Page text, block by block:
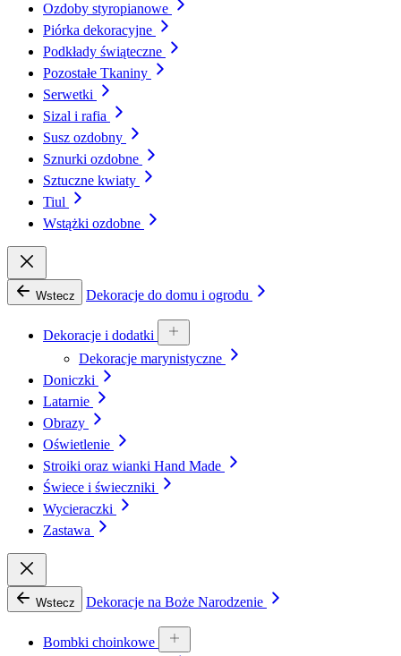
Ozdoby styropianowe
Piórka dekoracyjne
Podkłady świąteczne
Pozostałe Tkaniny
Serwetki
Sizal i rafia
Susz ozdobny
Sznurki ozdobne
Sztuczne kwiaty
Tiul
Wstążki ozdobne
Wstecz Dekoracje do domu i ogrodu
Dekoracje i dodatki
Dekoracje marynistyczne
Doniczki
Latarnie
Obrazy
Oświetlenie
Stroiki oraz wianki Hand Made
Świece i świeczniki
Wycieraczki
Zastawa
Wstecz Dekoracje na Boże Narodzenie
Bombki choinkowe